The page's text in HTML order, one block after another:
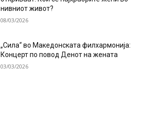
нивниот живот?
08/03/2026
„Сила“ во Македонската филхармонија:
Концерт по повод Денот на жената
03/03/2026